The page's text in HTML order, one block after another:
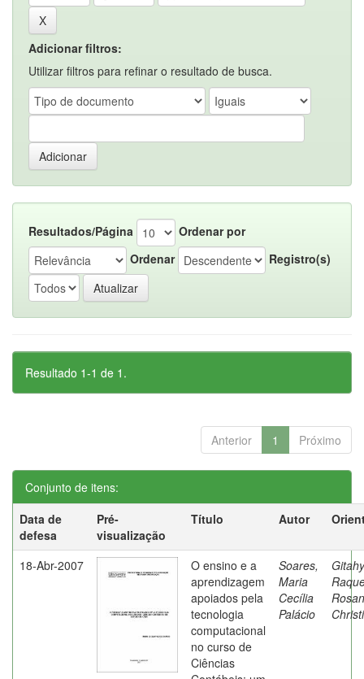
Adicionar filtros:
Utilizar filtros para refinar o resultado de busca.
Resultados/Página
Ordenar por
Ordenar
Registro(s)
Resultado 1-1 de 1.
Anterior 1 Próximo
Conjunto de itens:
Data de
defesa
Pré-
visualização
Título Autor
18-Abr-2007
O ensino e a
aprendizagem
apoiados pela
tecnologia
computacional
no curso de
Ciências
Soares,
Maria
Cecília
Palácio
Rosan